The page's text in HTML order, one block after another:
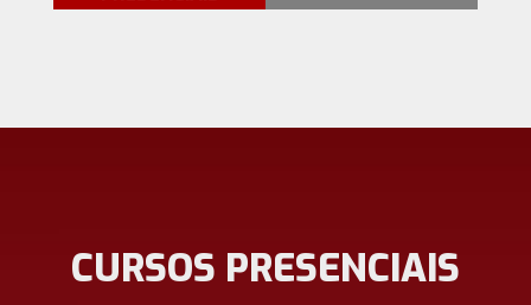
CURSOS PRESENCIAIS